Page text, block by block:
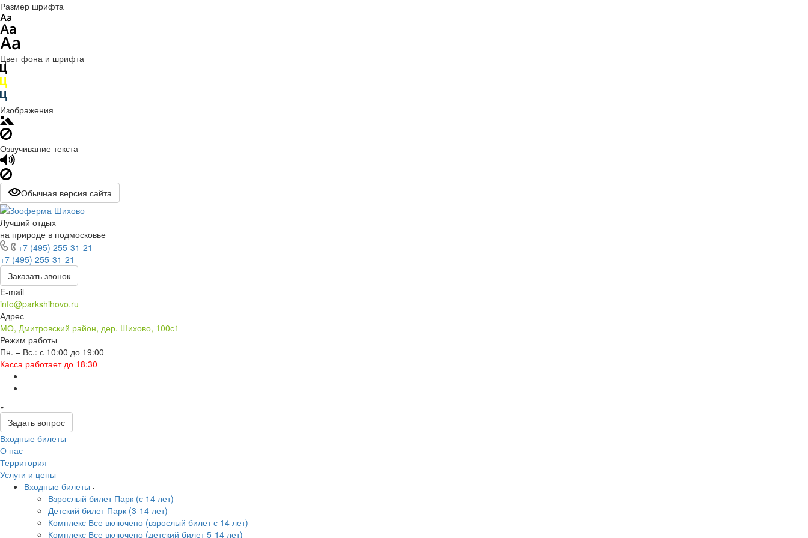
Размер шрифта
Цвет фона и шрифта
Изображения
Озвучивание текста
Обычная версия сайта
Лучший отдых
на природе в подмосковье
+7 (495) 255-31-21
+7 (495) 255-31-21
Заказать звонок
E-mail
info@parkshihovo.ru
Адрес
МО, Дмитровский район, дер. Шихово, 100с1
Режим работы
Пн. – Вс.: с 10:00 до 19:00
Касса работает до 18:30
Задать вопрос
Входные билеты
О нас
Территория
Услуги и цены
Входные билеты
Взрослый билет Парк (с 14 лет)
Детский билет Парк (3-14 лет)
Комплекс Все включено (взрослый билет с 14 лет)
Комплекс Все включено (детский билет 5-14 лет)